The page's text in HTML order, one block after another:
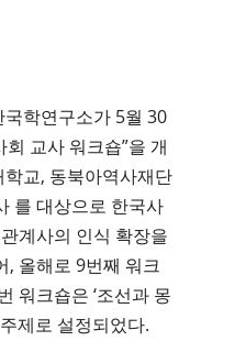
학연구소가 5월 30
회 교사 워크숍”을 개
교, 동북아역사재단
를 대상으로 한국사
계사의 인식 확장을
, 올해로 9번째 워크
워크숍은 ‘조선과 몽
제로 설정되었다.